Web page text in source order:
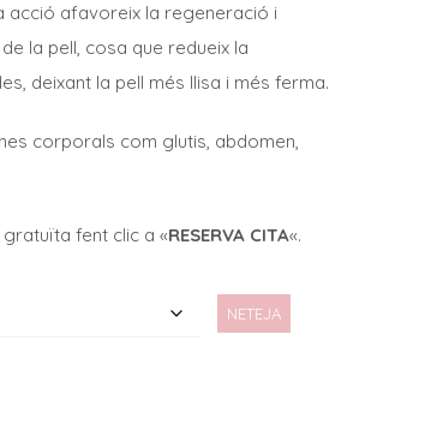
acció afavoreix la regeneració i
la pell, cosa que redueix la
deixant la pell més llisa i més ferma.
corporals com glutis, abdomen,
fent clic a «RESERVA CITA«.
NETEJA